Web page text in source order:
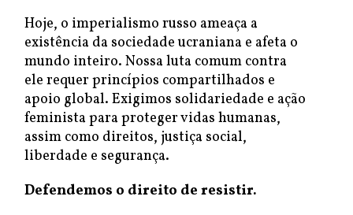
Hoje, o imperialismo russo ameaça a
existência da sociedade ucraniana e afeta o
mundo inteiro. Nossa luta comum contra
ele requer princípios compartilhados e
apoio global. Exigimos solidariedade e ação
feminista para proteger vidas humanas,
assim como direitos, justiça social,
liberdade e segurança.
Defendemos o direito de resistir.